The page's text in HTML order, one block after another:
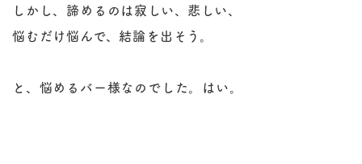
しかし、諦めるのは寂しい、悲しい、
悩むだけ悩んで、結論を出そう。
と、悩めるバー様なのでした。はい。